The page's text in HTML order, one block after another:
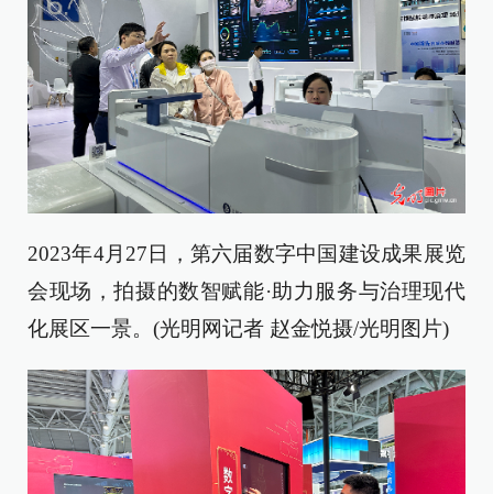
2023年4月27日，第六届数字中国建设成果展览
会现场，拍摄的数智赋能·助力服务与治理现代
化展区一景。(光明网记者 赵金悦摄/光明图片)